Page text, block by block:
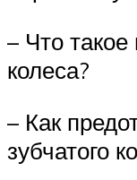
– Что такое
колеса?
– Как
зубчатого